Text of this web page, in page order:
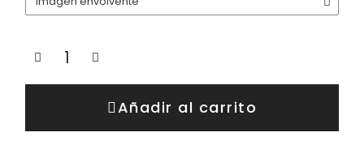
Añadir al carrito